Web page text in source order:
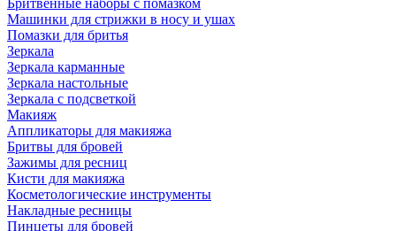
Бритвенные наборы с помазком
Машинки для стрижки в носу и ушах
Помазки для бритья
Зеркала
Зеркала карманные
Зеркала настольные
Зеркала с подсветкой
Макияж
Аппликаторы для макияжа
Бритвы для бровей
Зажимы для ресниц
Кисти для макияжа
Косметологические инструменты
Накладные ресницы
Пинцеты для бровей